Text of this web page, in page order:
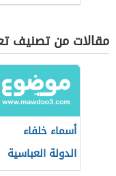
مقالات من تصنيف
أسماء خلفاء
الدولة العباسية